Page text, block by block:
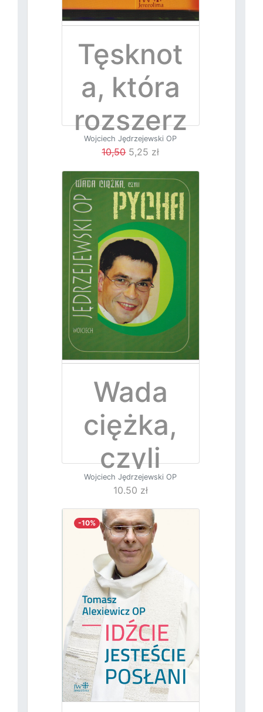
Tęsknot
a, która
rozszerz
a serce
Wojciech Jędrzejewski OP
10,505,25 zł
Wada
ciężka,
czyli
pycha
Wojciech Jędrzejewski OP
10.50 zł
-10%